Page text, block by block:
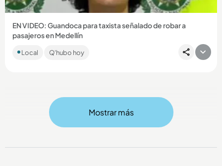
EN VIDEO: Guandoca para taxista señalado de robar a
pasajeros en Medellín
Juan Camilo Marulanda Valencia, de 34 años, es sindicado de
hurtar a cinco personas en diciembre de 2025....
Local Q'hubo hoy
Mostrar más